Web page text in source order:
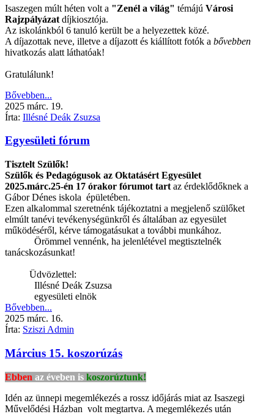
Isaszegen múlt héten volt a "Zenél a világ" témájú Városi
Rajzpályázat díjkiosztója.
Az iskolánkból 6 tanuló került be a helyezettek közé.
A díjazottak neve, illetve a díjazott és kiállított fotók a bővebben
hivatkozás alatt láthatóak!
Gratulálunk!
Bővebben...
2025 márc. 19.
Írta: Illésné Deák Zsuzsa
Egyesületi fórum
Tisztelt Szülők!
Szülők és Pedagógusok az Oktatásért Egyesület
2025.márc.25-én 17 órakor fórumot tart az érdeklődőknek a
Gábor Dénes iskola épületében.
Ezen alkalommal szeretnénk tájékoztatni a megjelenő szülőket
elmúlt tanévi tevékenységünkről és általában az egyesület
működéséről, kérve támogatásukat a további munkához.
Örömmel vennénk, ha jelenlétével megtisztelnék
tanácskozásunkat!
Üdvözlettel:
Illésné Deák Zsuzsa
egyesületi elnök
Bővebben...
2025 márc. 16.
Írta: Sziszi Admin
Március 15. koszorúzás
Ebben az éveben is koszorúztunk!
Idén az ünnepi megemlékezés a rossz időjárás miat az Isaszegi
Művelődési Házban volt megtartva. A megemlékezés után